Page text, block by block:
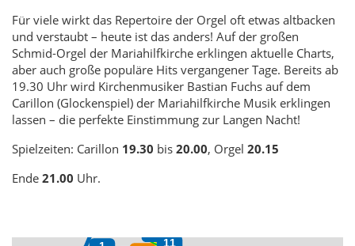
Für viele wirkt das Repertoire der Orgel oft etwas altbacken
und verstaubt – heute ist das anders! Auf der großen
Schmid-Orgel der Mariahilfkirche erklingen aktuelle Charts,
aber auch große populäre Hits vergangener Tage. Bereits ab
19.30 Uhr wird Kirchenmusiker Bastian Fuchs auf dem
Carillon (Glockenspiel) der Mariahilfkirche Musik erklingen
lassen – die perfekte Einstimmung zur Langen Nacht!
Spielzeiten: Carillon 19.30 bis 20.00, Orgel 20.15
Ende 21.00 Uhr.